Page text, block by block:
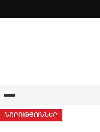
to
Ընտրացանկ
ՆՈՐՈՒԹՅՈՒՆՆԵՐ